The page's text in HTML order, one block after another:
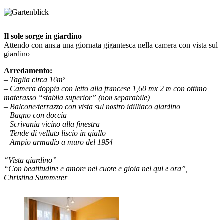
Il sole sorge in giardino
Attendo con ansia una giornata gigantesca nella camera con vista sul
giardino
Arredamento:
– Taglia circa 16m²
– Camera doppia con letto alla francese 1,60 mx 2 m con ottimo
materasso “stabila superior” (non separabile)
– Balcone/terrazzo con vista sul nostro idilliaco giardino
– Bagno con doccia
– Scrivania vicino alla finestra
– Tende di velluto liscio in giallo
– Ampio armadio a muro del 1954
“Vista giardino”
“Con beatitudine e amore nel cuore e gioia nel qui e ora”,
Christina Summerer